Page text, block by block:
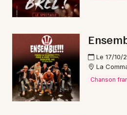
Artistes en tournée
Actus à Champagnole
Magazine à Champagnole
Le 17/10/
La
Chanson